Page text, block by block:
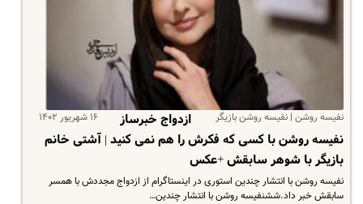
نفیسه روشن | نفیسه روشن بازیگر ۱۶ شهریور ۱۴۰۲
ازدواج خبرساز
نفیسه روشن با کسی که فکرش را هم نمی کنید | آشتی خانم
بازیگر با شوهر سابقش +عکس
نفیسه روشن با انتشار چندین استوری در اینستاگرام از ازدواج مجددش با همسر
سابقش خبر داد.ششنفیسه روشن با انتشار چندین…